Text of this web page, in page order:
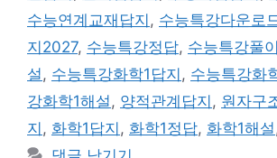
수능연계교재답지 , 수능특강다운로
지2027, 수능특강정답, 수능특강풀이
설 , 수능특강화학1답지 , 수능특강화
강화학1해설 , 양적관계답지 , 원자구
지 , 화학1답지 , 화학1정답, 화학1해설